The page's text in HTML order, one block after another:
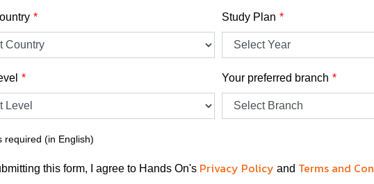
Study Plan
Your preferred branch
required (in English)
this form, I agree to Hands On's Privacy Policy and Terms and